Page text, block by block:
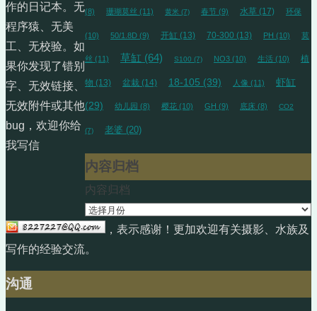
(8) 珊瑚莫丝 (11) 黄米 (7) 春节 (9) 水草 (17) 环保
(10) 50/1.8D (9) 开缸 (13) 70-300 (13) PH (10) 莫
丝 (11) 草缸 (64) S100 (7) NO3 (10) 生活 (10) 植
物 (13) 盆栽 (14) 18-105 (39) 人像 (11) 虾缸
(29) 幼儿园 (8) 樱花 (10) GH (9) 底床 (8) CO2
(7) 老婆 (20)
内容归档
内容归档
作的日记本。无
程序猿、无美
工、无校验。如
果你发现了错别
字、无效链接、
无效附件或其他
bug，欢迎你给
我写信
，表示感谢！更加欢迎有关摄影、水族及
写作的经验交流。
沟通